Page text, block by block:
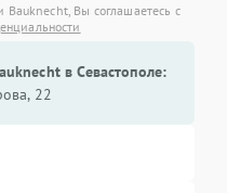
Bauknecht, Вы соглашаетесь с
в Севастополе:
22